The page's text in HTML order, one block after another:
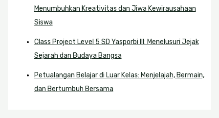
Menumbuhkan Kreativitas dan Jiwa Kewirausahaan
Siswa
Class Project Level 5 SD Yasporbi III: Menelusuri Jejak
Sejarah dan Budaya Bangsa
Petualangan Belajar di Luar Kelas: Menjelajah, Bermain,
dan Bertumbuh Bersama